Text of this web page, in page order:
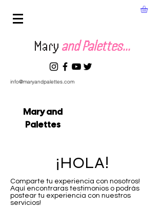
Mary and Palettes...
info@maryandpalettes.com
Mary and
Palettes
¡HOLA!
Comparte tu experiencia con nosotros!
Aquí encontraras testimonios o podrás
postear tu experiencia con nuestros
servicios!